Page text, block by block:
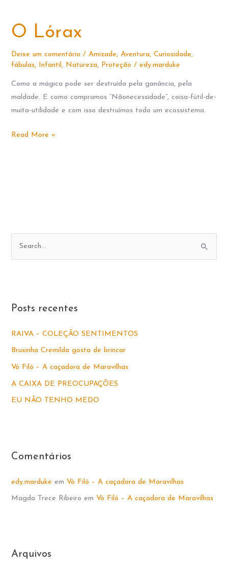
O Lórax
Deixe um comentário /Amizade,Aventura,Curiosidade,
fábulas, Infantil , Natureza, Proteção /edy.marduke
Como a mágica pode ser destruída pela ganância, pela
maldade. E como compramos “Nãonecessidade”, coisa-fútil-de-
muita-utilidade e com isso destruímos todo um ecossistema.
O
Read More »
s
o
r
Posts recentes
RAIVA – COLEÇÃO SENTIMENTOS
Bruxinha Cremilda gosta de brincar
Vó Filó – A caçadora de Maravilhas
A CAIXA DE PREOCUPAÇÕES
EU NÃO TENHO MEDO
Comentários
edy.marduke emVó Filó – A caçadora de Maravilhas
Magda Trece Ribeiro em Vó Filó – A caçadora de Maravilhas
Arquivos